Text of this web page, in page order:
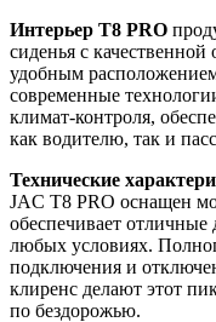
Интерьер T8 PRO
сиденья с
удобным
современные
климат-контроля,
как водителю, так и
Технические
JAC T8 PRO оснащен
обеспечивает отличные
любых условиях.
подключения и
клиренс делают этот
по бездорожью.